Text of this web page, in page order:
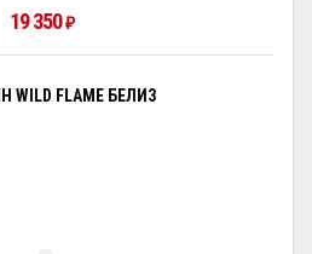
19 350₽
WILD FLAME БЕЛИЗ